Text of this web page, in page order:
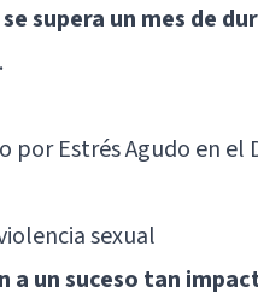
supera un mes de
.
Estrés Agudo en el
sexual
a un suceso tan